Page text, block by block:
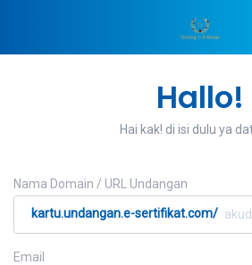
Hallo!
Hai kak! di isi dulu ya
Nama Domain / URL Undangan
kartu.undangan.e-sertifikat.com/
Email